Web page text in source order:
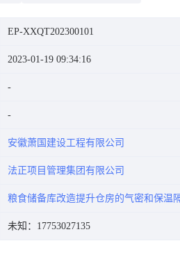
EP-XXQT202300101
2023-01-19 09:34:16
安徽萧国建设工程有限公司
法正项目管理集团有限公司
粮食储备库改造提升仓房的气密和保温
未知：17753027135